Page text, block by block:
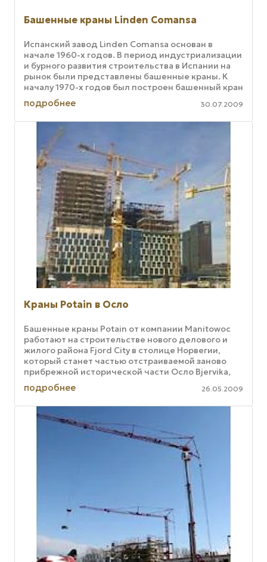
Башенные краны Linden Comansa
Испанский завод Linden Comansa основан в
начале 1960-х годов. В период индустриализации
и бурного развития строительства в Испании на
рынок были представлены башенные краны. К
началу 1970-х годов был построен башенный кран
с грузовым моментом 900 ...
подробнее 30.07.2009
Краны Potain в Осло
Башенные краны Potain от компании Manitowoc
работают на строительстве нового делового и
жилого района Fjord City в столице Норвегии,
который станет частью отстраиваемой заново
прибрежной исторической части Осло Bjervika,
общей площадью около 450 ...
подробнее 26.05.2009